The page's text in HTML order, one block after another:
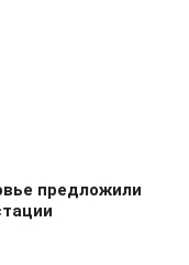
предложили